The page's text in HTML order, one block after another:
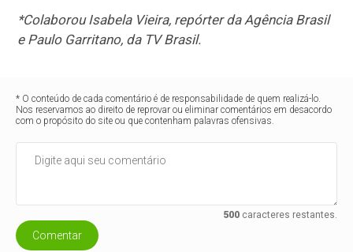
*Colaborou Isabela Vieira, repórter da Agência Brasil
e Paulo Garritano, da TV Brasil.
* O conteúdo de cada comentário é de responsabilidade de quem realizá-lo.
Nos reservamos ao direito de reprovar ou eliminar comentários em desacordo
com o propósito do site ou que contenham palavras ofensivas.
500caracteres restantes.
Comentar